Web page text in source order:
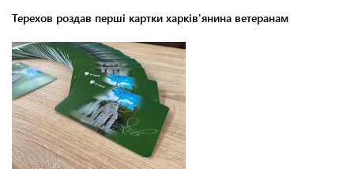
Терехов роздав перші картки харків'янина ветеранам